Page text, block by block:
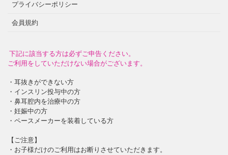
プライバシーポリシー
会員規約
下記に該当する方は必ずご申告ください。
ご利用をしていただけない場合がございます。
・耳抜きができない方
・インスリン投与中の方
・鼻耳腔内を治療中の方
・妊娠中の方
・ペースメーカーを装着している方
【ご注意】
・お子様だけのご利用はお断りさせていただきます。